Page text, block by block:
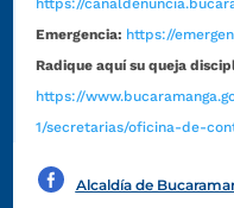
https://
Emergencia: https://
Radique aquí su queja
https://
1/secretarias/oficina-de-
Alcaldía de